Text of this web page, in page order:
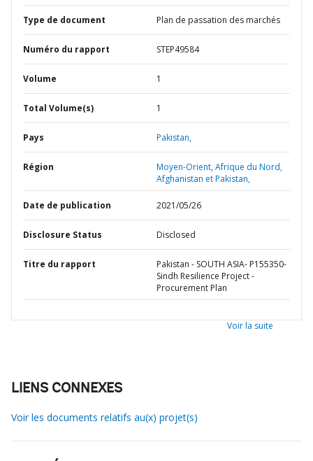
Type de document Plan de passation des marchés
Numéro du rapport STEP49584
Volume 1
Total Volume(s) 1
Pays Pakistan,
Région
Moyen-Orient, Afrique du Nord,
Afghanistan et Pakistan,
Date de publication 2021/05/26
Disclosure Status Disclosed
Titre du rapport
Pakistan - SOUTH ASIA- P155350-
Sindh Resilience Project -
Procurement Plan
Voir la suite
LIENS CONNEXES
Voir les documents relatifs au(x) projet(s)